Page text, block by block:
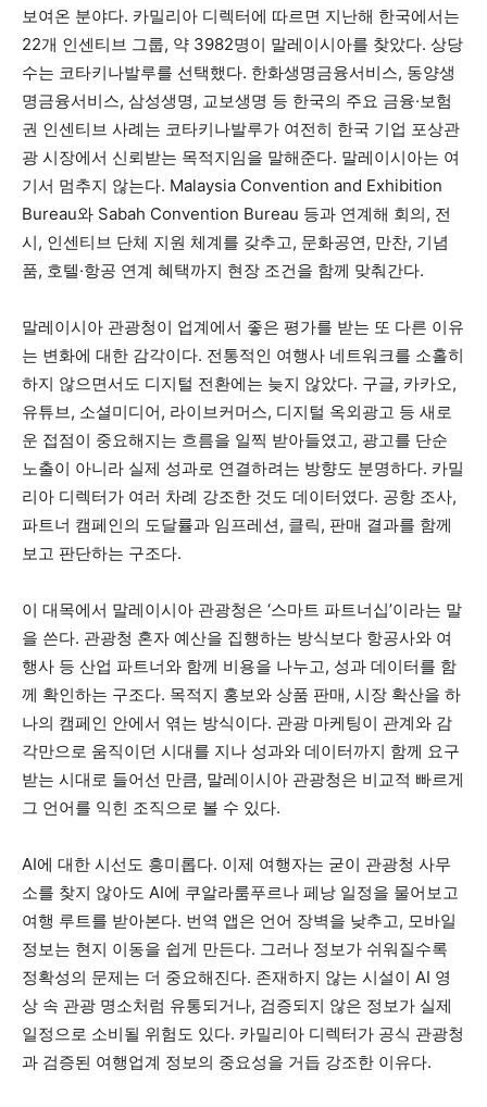
보여온 분야다. 카밀리아 디렉터에 따르면 지난해 한국에서는
22개 인센티브 그룹, 약 3982명이 말레이시아를 찾았다. 상당
수는 코타키나발루를 선택했다. 한화생명금융서비스, 동양생
명금융서비스, 삼성생명, 교보생명 등 한국의 주요 금융·보험
권 인센티브 사례는 코타키나발루가 여전히 한국 기업 포상관
광 시장에서 신뢰받는 목적지임을 말해준다. 말레이시아는 여
기서 멈추지 않는다. Malaysia Convention and Exhibition
Bureau와 Sabah Convention Bureau 등과 연계해 회의, 전
시, 인센티브 단체 지원 체계를 갖추고, 문화공연, 만찬, 기념
품, 호텔·항공 연계 혜택까지 현장 조건을 함께 맞춰간다.
말레이시아 관광청이 업계에서 좋은 평가를 받는 또 다른 이유
는 변화에 대한 감각이다. 전통적인 여행사 네트워크를 소홀히
하지 않으면서도 디지털 전환에는 늦지 않았다. 구글, 카카오,
유튜브, 소셜미디어, 라이브커머스, 디지털 옥외광고 등 새로
운 접점이 중요해지는 흐름을 일찍 받아들였고, 광고를 단순
노출이 아니라 실제 성과로 연결하려는 방향도 분명하다. 카밀
리아 디렉터가 여러 차례 강조한 것도 데이터였다. 공항 조사,
파트너 캠페인의 도달률과 임프레션, 클릭, 판매 결과를 함께
보고 판단하는 구조다.
이 대목에서 말레이시아 관광청은 ‘스마트 파트너십’이라는 말
을 쓴다. 관광청 혼자 예산을 집행하는 방식보다 항공사와 여
행사 등 산업 파트너와 함께 비용을 나누고, 성과 데이터를 함
께 확인하는 구조다. 목적지 홍보와 상품 판매, 시장 확산을 하
나의 캠페인 안에서 엮는 방식이다. 관광 마케팅이 관계와 감
각만으로 움직이던 시대를 지나 성과와 데이터까지 함께 요구
받는 시대로 들어선 만큼, 말레이시아 관광청은 비교적 빠르게
그 언어를 익힌 조직으로 볼 수 있다.
AI에 대한 시선도 흥미롭다. 이제 여행자는 굳이 관광청 사무
소를 찾지 않아도 AI에 쿠알라룸푸르나 페낭 일정을 물어보고
여행 루트를 받아본다. 번역 앱은 언어 장벽을 낮추고, 모바일
정보는 현지 이동을 쉽게 만든다. 그러나 정보가 쉬워질수록
정확성의 문제는 더 중요해진다. 존재하지 않는 시설이 AI 영
상 속 관광 명소처럼 유통되거나, 검증되지 않은 정보가 실제
일정으로 소비될 위험도 있다. 카밀리아 디렉터가 공식 관광청
과 검증된 여행업계 정보의 중요성을 거듭 강조한 이유다.